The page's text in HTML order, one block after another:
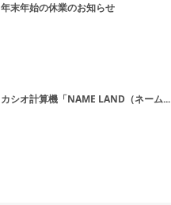
年末年始の休業のお知らせ
カシオ計算機「NAME LAND（ネーム...